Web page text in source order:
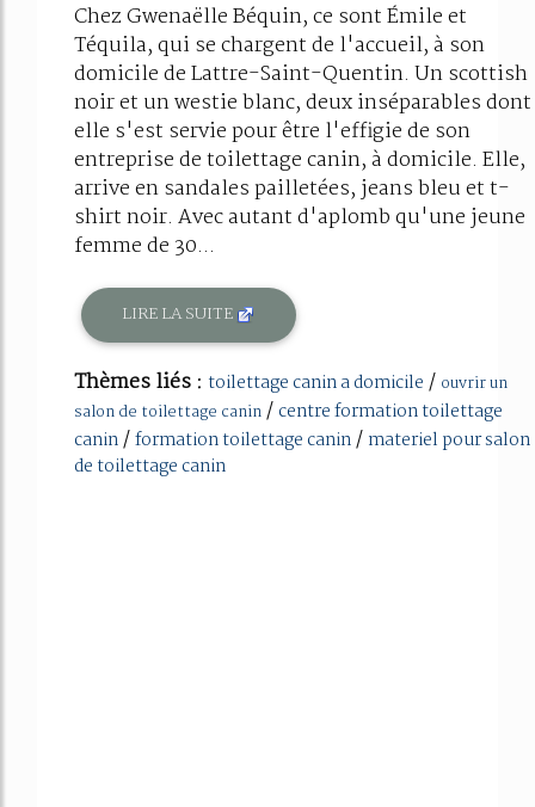
Chez Gwenaëlle Béquin, ce sont Émile et
Téquila, qui se chargent de l'accueil, à son
domicile de Lattre-Saint-Quentin. Un scottish
noir et un westie blanc, deux inséparables dont
elle s'est servie pour être l'effigie de son
entreprise de toilettage canin, à domicile. Elle,
arrive en sandales pailletées, jeans bleu et t-
shirt noir. Avec autant d'aplomb qu'une jeune
femme de 30...
LIRE LA SUITE
Thèmes liés : toilettage canin a domicile / ouvrir un
salon de toilettage canin/ centre formation toilettage
canin/formation toilettage canin/ materiel pour salon
de toilettage canin